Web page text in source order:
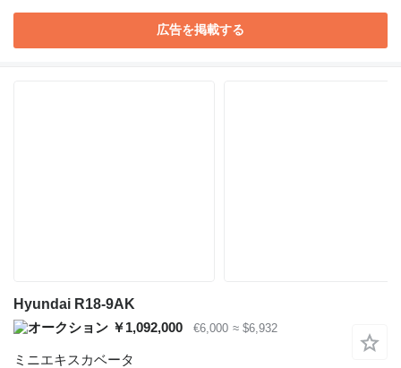
広告を掲載する
Hyundai R18-9AK
￥1,092,000
€6,000 ≈ $6,932
ミニエキスカベータ